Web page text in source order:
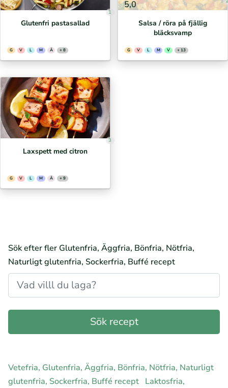
1
Glutenfri pastasallad
G V L M Ä + 8
5,0
Salsa / röra på fjällig
bläcksvamp
G V L M V + 13
3
Laxspett med citron
G V L M Ä + 9
Sök efter fler Glutenfria, Äggfria, Bönfria, Nötfria,
Naturligt glutenfria, Sockerfria, Buffé recept
Vetefria, Glutenfria, Äggfria, Bönfria, Nötfria, Naturligt
glutenfria, Sockerfria, Buffé recept Laktosfria,